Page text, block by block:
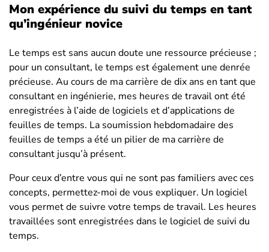
Mon expérience du suivi du temps en tant
qu’ingénieur novice
Le temps est sans aucun doute une ressource précieuse ;
pour un consultant, le temps est également une denrée
précieuse. Au cours de ma carrière de dix ans en tant que
consultant en ingénierie, mes heures de travail ont été
enregistrées à l’aide de logiciels et d’applications de
feuilles de temps. La soumission hebdomadaire des
feuilles de temps a été un pilier de ma carrière de
consultant jusqu’à présent.
Pour ceux d’entre vous qui ne sont pas familiers avec ces
concepts, permettez-moi de vous expliquer. Un logiciel
vous permet de suivre votre temps de travail. Les heures
travaillées sont enregistrées dans le logiciel de suivi du
temps.